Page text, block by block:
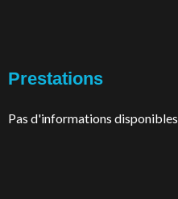
Prestations
Pas d'informations disponibles